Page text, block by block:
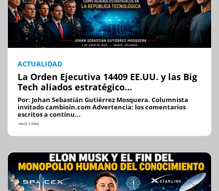
ACTUALIDAD
La Orden Ejecutiva 14409 EE.UU. y las Big
Tech aliados estratégico...
Por: Johan Sebastián Gutiérrez Mosquera. Columnista
invitado cambioin.com Advertencia: los comentarios
escritos a continu...
HACE 3 DÍAS